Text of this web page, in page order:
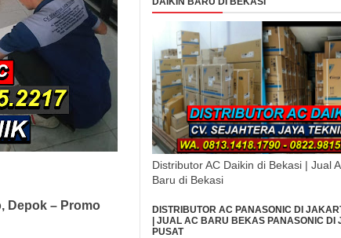
Depok – Promo
Distributor AC Daikin di Bekasi | Jual
Baru di Bekasi
DISTRIBUTOR AC PANASONIC DI
| JUAL AC BARU BEKAS PANASONIC DI
PUSAT